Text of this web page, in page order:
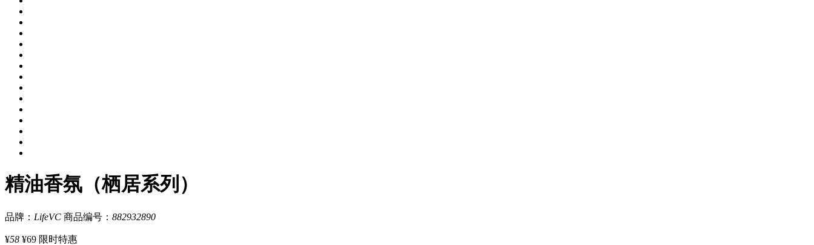
精油香氛（栖居系列）
品牌： LifeVC 商品编号： 882932890
¥58 ¥69 限时特惠